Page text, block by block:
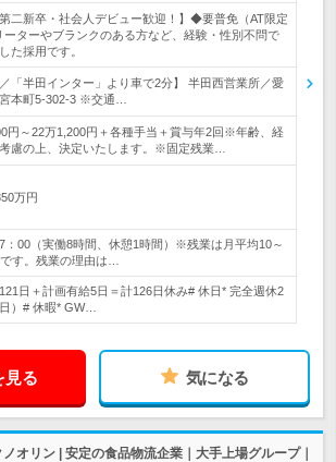
第二新卒・社会人デビュー歓迎！】◆要普免（AT限定
ターやブランクのある方など、経験・性別不問で
た採用です。
／「半田インター」より車で2分】 半田西営業所／愛
本町5-302-3 ※交通…
円～22万1,200円＋各種手当＋賞与年2回※年齢、経
慮の上、決定いたします。※固定残業…
万円
：00（実働8時間、休憩1時間）※残業は月平均10～
す。残業の理由は…
日＋計画有給5日＝計126日休み# 休日* 完全週休2
）# 休暇* GW…
見る 気になる
オリン | 安定の食品物流企業｜大手上場グループ｜